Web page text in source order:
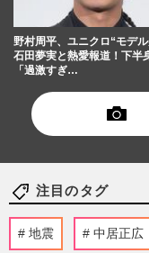
野村周平、ユニクロ“モデル
石田夢実と熱愛報道！下半
「過激すぎ…
注目のタグ
地震 中居正広